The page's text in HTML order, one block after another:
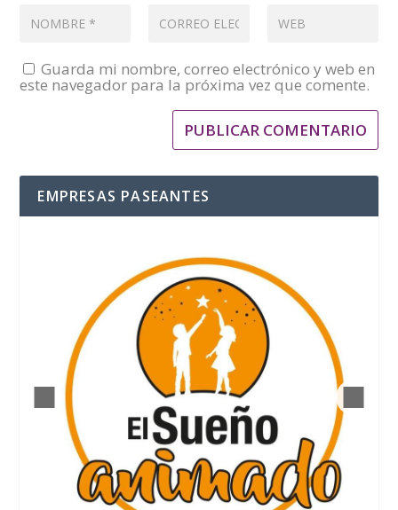
Guarda mi nombre, correo electrónico y web en
este navegador para la próxima vez que comente.
EMPRESAS PASEANTES